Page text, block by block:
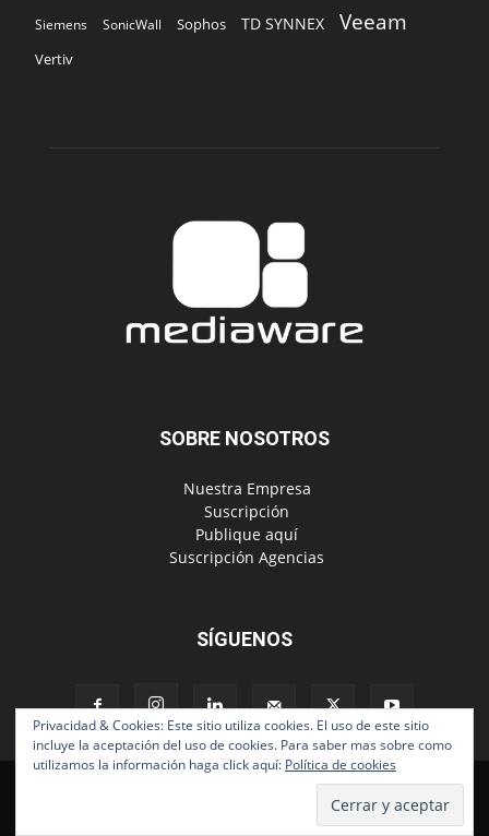
Siemens SonicWall Sophos TD SYNNEX Veeam
Vertiv
SOBRE NOSOTROS
‎ Nuestra Empresa
‎ Suscripción
‎ Publique aquí
‎ Suscripción Agencias
SÍGUENOS
© Copyright 2024, Todos los derechos reservados | Mediaware
Privacidad & Cookies: Este sitio utiliza cookies. El uso de este sitio
incluye la aceptación del uso de cookies. Para saber mas sobre como
utilizamos la información haga click aquí: Política de cookies